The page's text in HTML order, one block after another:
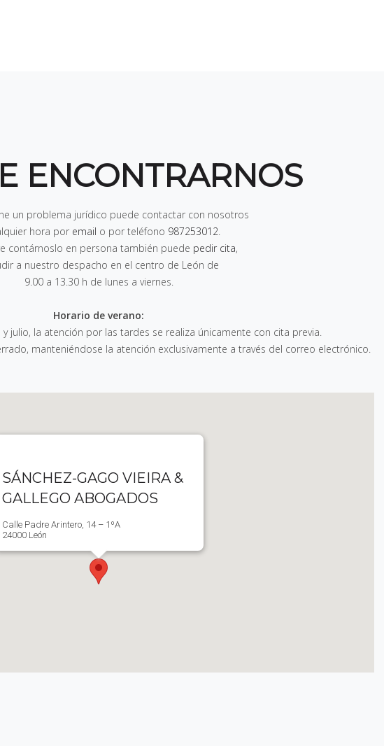
ENCONTRARNOS
un problema jurídico puede contactar con nosotros
hora por email o por teléfono 987253012.
contárnoslo en persona también puede pedir cita,
a nuestro despacho en el centro de León de
9.00 a 13.30 h de lunes a viernes.
Horario de verano:
julio, la atención por las tardes se realiza únicamente con cita previa.
manteniéndose la atención exclusivamente a través del correo electrónico.
SÁNCHEZ-GAGO VIEIRA &
GALLEGO ABOGADOS
Calle Padre Arintero, 14 – 1ºA
24000 León